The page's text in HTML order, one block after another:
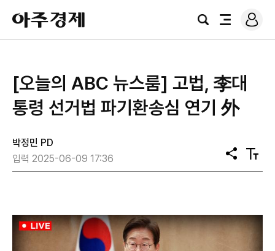
아
주
경
검
전
로
그
[오늘의 ABC 뉴스룸] 고법, 李대
통령 선거법 파기환송심 연기 外
박정민 PD
입력 2025-06-09 17:36
공
유
텍
스